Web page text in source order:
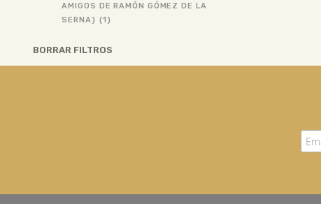
AMIGOS DE RAMÓN GÓMEZ DE LA
SERNA) (1)
BORRAR FILTROS